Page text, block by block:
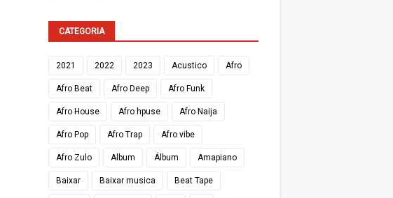
CATEGORIA
2021 2022 2023 Acustico Afro
Afro Beat Afro Deep Afro Funk
Afro House Afro hpuse Afro Naija
Afro Pop Afro Trap Afro vibe
Afro Zulo Album Álbum Amapiano
Baixar Baixar musica Beat Tape